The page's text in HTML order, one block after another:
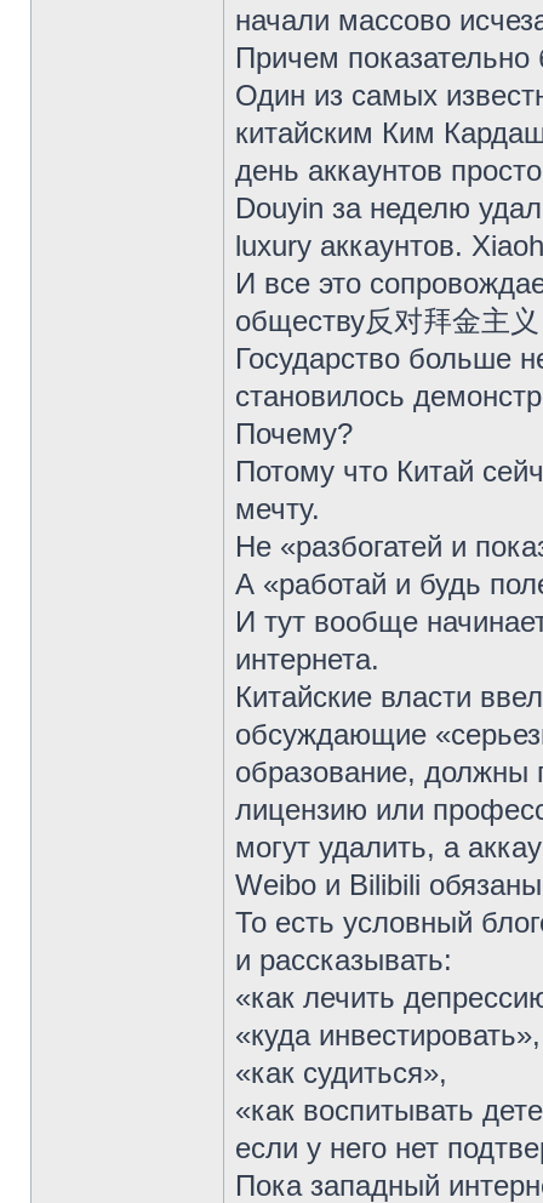
начали массово
Причем показательно
Один из самых
китайским Ким
день аккаунтов
Douyin за неделю
luxury аккаунтов.
И все это
обществу反对拜金主
Государство больше
становилось
Почему?
Потому что Китай
мечту.
Не «разбогатей и
А «работай и будь
И тут вообще
интернета.
Китайские власти
обсуждающие
образование,
лицензию или
могут удалить, а
Weibo и Bilibili
То есть условный
и рассказывать:
«как лечить
«куда инвестировать»,
«как судиться»,
«как воспитывать
если у него нет
Пока западный